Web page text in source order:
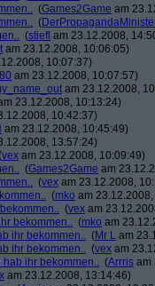
(Games2Game am
(
(stiefl am 23.12.2008,
am 23.12.2008, 10:06:05)
10:07:37)
am 23.12.2008, 10:07:57)
am 23.12.2008,
23.12.2008, 10:13:24)
10:42:37)
am 23.12.2008, 10:45:49)
13:57:24)
vex am 23.12.2008, 10:09:49)
(Games2Game am
(vex am 23.12.2008,
(mko am
(vex am
bekommen.. (mko am
ihr bekommen.. (Mr L am
ihr bekommen.. (vex am
hab ihr bekommen.. (Arrris am
am 23.12.2008, 13:14:46)